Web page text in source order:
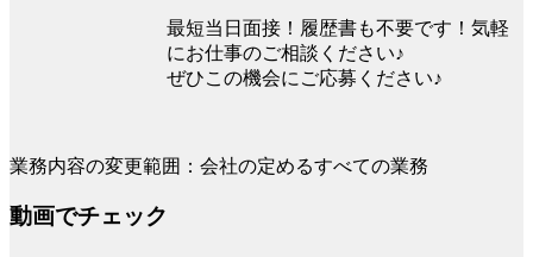
最短当日面接！履歴書も不要です！気軽
にお仕事のご相談ください♪
ぜひこの機会にご応募ください♪
業務内容の変更範囲：会社の定めるすべての業務
動画でチェック